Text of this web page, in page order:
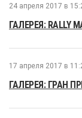
24 апреля 2017 в
ГАЛЕРЕЯ: RALLY
17 апреля 2017 в
ГАЛЕРЕЯ: ГРАН